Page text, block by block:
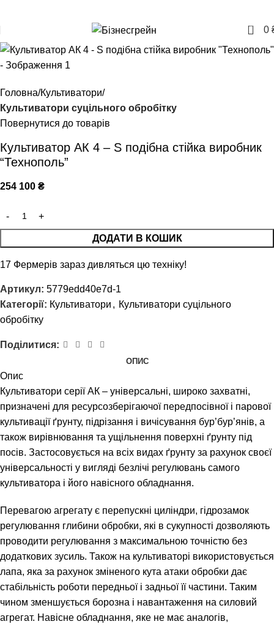
0 0
Головна Культиватори
Культиватори суцільного обробітку
Повернутися до товарів
Культиватор АК 4 – S подібна стійка виробник
“Технополь”
254 100 ₴
ДОДАТИ В КОШИК
17 Фермерів зараз дивляться цю техніку!
Артикул: 5779edd40e7d-1
Категорії: Культиватори , Культиватори суцільного
обробітку
Поділитися:
ОПИС
Опис
Культиватори серії АК – універсальні, широко захватні,
призначені для ресурсозберігаючої передпосівної і парової
культивації ґрунту, підрізання і вичісування бур’бур’янів, а
також вирівнювання та ущільнення поверхні ґрунту під
посів. Застосовується на всіх видах ґрунту за рахунок своєї
універсальності у вигляді безлічі регулювань самого
культиватора і його навісного обладнання.
Перевагою агрегату є перепускні циліндри, гідрозамок
регулювання глибини обробки, які в сукупності дозволяють
проводити регулювання з максимальною точністю без
додаткових зусиль. Також на культиваторі використовується
лапа, яка за рахунок зміненого кута атаки обробки дає
стабільність роботи передньої і задньої її частини. Таким
чином зменшується борозна і навантаження на силовий
агрегат. Навісне обладнання, яке не має аналогів,